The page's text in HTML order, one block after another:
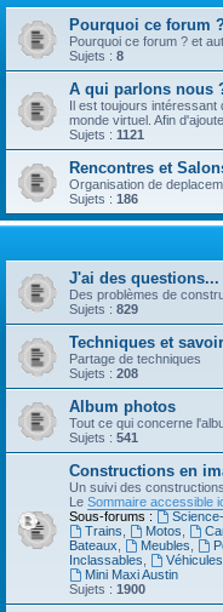
Pourquoi ce forum
Pourquoi ce forum ? et
Sujets : 8
A qui parlons nous
Il est toujours
monde virtuel. Afin
Sujets : 1121
Rencontres et
Organisation de
Sujets : 186
J'ai des questions...
Des problèmes de
Sujets : 829
Techniques et
Partage de techniques
Sujets : 208
Album photos
Tout ce qui concerne
Sujets : 541
Constructions en
Un suivi des
Le Sommaire accessible
Sous-forums :
Trains
Motos
Bateaux
Meubles
Inclassables
Mini Maxi Austin
Sujets : 1900